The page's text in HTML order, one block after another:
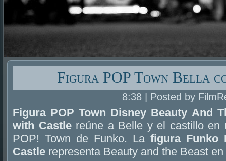
Figura POP Town Bella
8:38 | Posted by
Figura POP Town Disney Beauty And
with Castlereúne a Belle y el castillo en
POP! Town de Funko. La figura Funko
Castle representa Beauty and the Beast